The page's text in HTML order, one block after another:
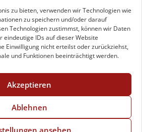
zu bieten, verwenden wir Technologien wie
zu speichern und/oder darauf
Technologien zustimmst, können wir Daten
eindeutige IDs auf dieser Website
Einwilligung nicht erteilst oder zurückziehst,
und Funktionen beeinträchtigt werden.
Akzeptieren
Ablehnen
ansehen
RECHTLICHES
Impressum
Datenschutz
KONTAKT
+49 221 29 28 27 21